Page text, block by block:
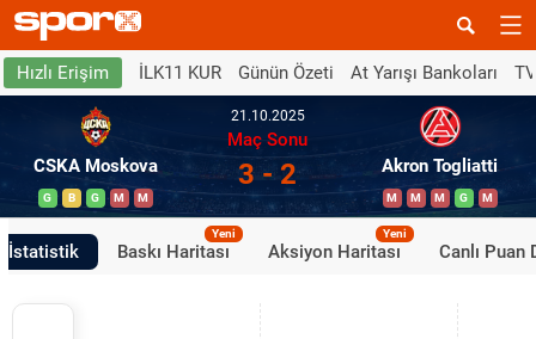
Hızlı Erişim İLK11 KUR Günün Özeti At Yarışı Bankoları
CSKA Moskova
G B G M M
21.10.2025
Maç Sonu
3 - 2 Akron Togliatti
M M M G M
İstatistik Baskı Haritası
Yeni
Aksiyon Haritası
Yeni
Canlı Puan